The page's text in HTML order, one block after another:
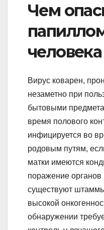
Чем
человека
Вирус коварен,
незаметно при
бытовыми
время полового
инфицируется во
родовым путям,
матки имеются
поражение органов
существуют
высокой
обнаружении